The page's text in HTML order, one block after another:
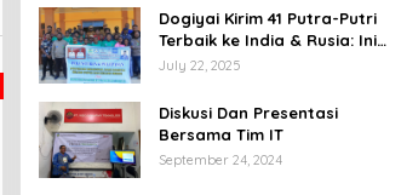
Dogiyai Kirim 41 Putra-Putri
Terbaik ke India & Rusia: Ini
Komitmen Nyata Bupati
Masa Depan
July 22, 2025
Diskusi Dan Presentasi
Bersama Tim IT
September 24, 2024